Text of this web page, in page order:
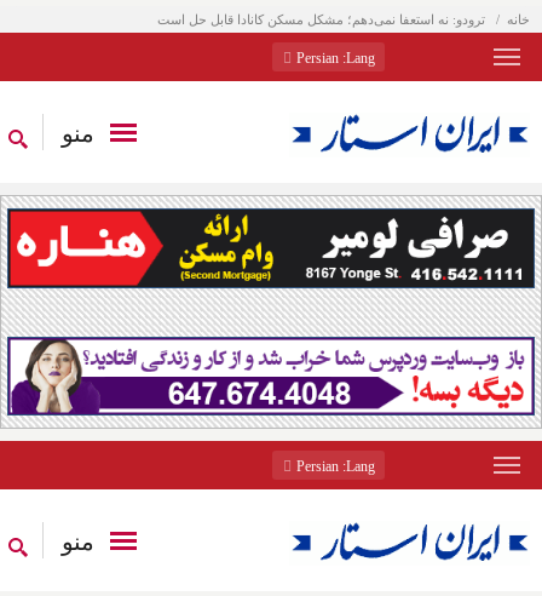
خانه ترودو: نه استعفا نمی‌دهم؛ مشکل مسکن کانادا قابل حل است
Lang
: Persian
منو
Lang
: Persian
منو